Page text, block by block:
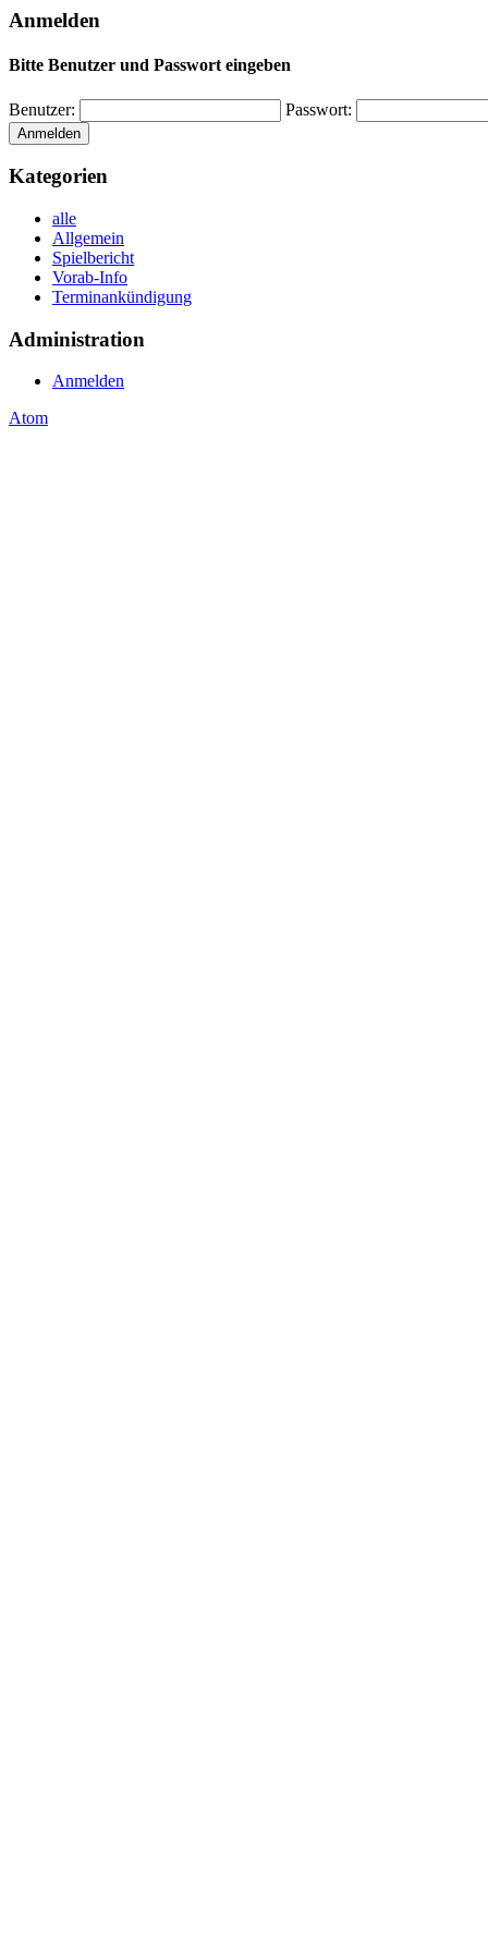
Anmelden
Bitte Benutzer und Passwort eingeben
Benutzer: Passwort:
Kategorien
alle
Allgemein
Spielbericht
Vorab-Info
Terminankündigung
Administration
Anmelden
Atom